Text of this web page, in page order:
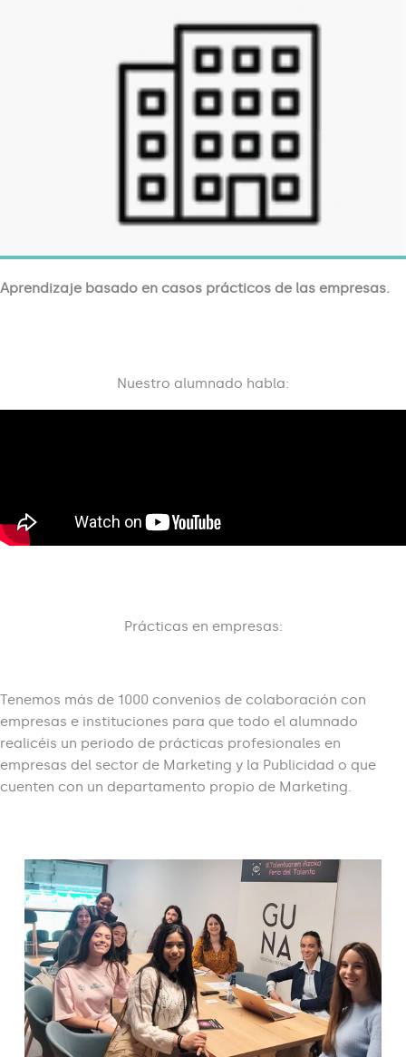
Aprendizaje basado en casos prácticos de las empresas.
Nuestro alumnado habla:
Prácticas en empresas:
Tenemos más de 1000 convenios de colaboración con
empresas e instituciones para que todo el alumnado
realicéis un periodo de prácticas profesionales en
empresas del sector de Marketing y la Publicidad o que
cuenten con un departamento propio de Marketing.